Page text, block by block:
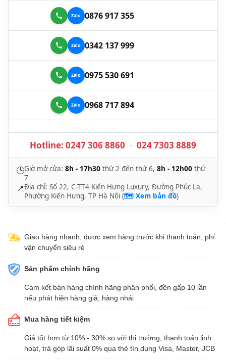
0876 917 355
0342 137 999
0975 530 691
0968 717 894
Hotline: 0247 306 8860 - 024 7303 8889
🕒Giờ mở cửa: 8h - 17h30 thứ 2 đến thứ 6, 8h - 12h00 thứ
7
📍Địa chỉ: Số 22, C-TT4 Kiến Hưng Luxury, Đường Phúc La,
Phường Kiến Hưng, TP Hà Nội (🗺️ Xem bản đồ)
Giao hàng nhanh, được xem hàng trước khi thanh toán, phí
vận chuyển siêu rẻ
Sản phẩm chính hãng
Cam kết bán hàng chính hãng phân phối, đền gấp 10 lần
nếu phát hiện hàng giả, hàng nhái
Mua hàng tiết kiệm
Giá tốt hơn từ 10% - 30% so với thị trường, thanh toán linh
hoạt, trả góp lãi suất 0% qua thẻ tín dụng Visa, Master, JCB